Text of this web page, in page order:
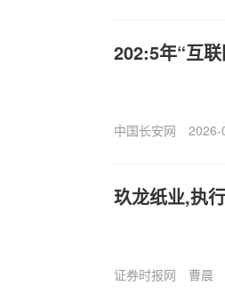
202:5年“互
中国长安网 2026-
玖龙纸业,执
证券时报网 曹晨